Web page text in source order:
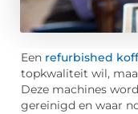
Een refurbished
topkwaliteit wil,
Deze machines
gereinigd en waar